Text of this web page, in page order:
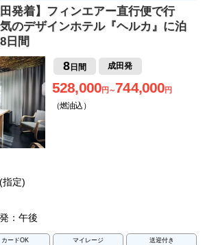
発着】フィンエアー直行便で行
のデザインホテル『ヘルカ』に泊
日間
8日間 成田発
528,000円～744,000円
（燃油込）
指定)
：午後
カードOK マイレージ 送迎付き